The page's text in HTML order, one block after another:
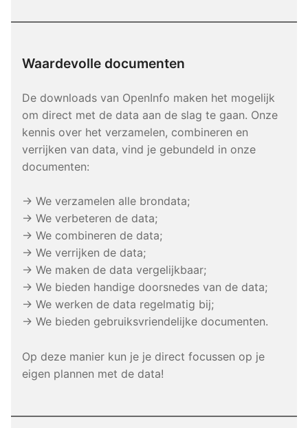
Waardevolle documenten
De downloads van OpenInfo maken het mogelijk
om direct met de data aan de slag te gaan. Onze
kennis over het verzamelen, combineren en
verrijken van data, vind je gebundeld in onze
documenten:
→ We verzamelen alle brondata;
→ We verbeteren de data;
→ We combineren de data;
→ We verrijken de data;
→ We maken de data vergelijkbaar;
→ We bieden handige doorsnedes van de data;
→ We werken de data regelmatig bij;
→ We bieden gebruiksvriendelijke documenten.
Op deze manier kun je je direct focussen op je
eigen plannen met de data!